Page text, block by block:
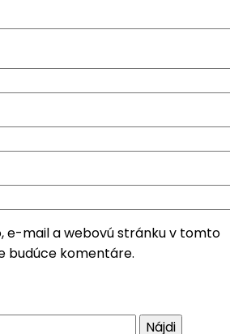
e-mail a webovú stránku v tomto
budúce komentáre.